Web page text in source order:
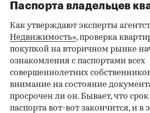
Паспорта владельцев
Как утверждают эксперты
Недвижимость», проверка
покупкой на вторичном рынке
ознакомления с паспортами всех
совершеннолетних
внимание на состояние
просрочен ли он. Бывает, что
паспорта вот-вот закончится, и в